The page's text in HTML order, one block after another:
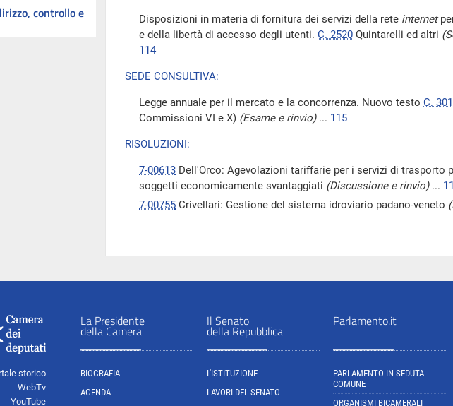
controllo e
Disposizioni in materia di fornitura dei servizi della rete internet
e della libertà di accesso degli utenti. C. 2520 Quintarelli ed altri
114
SEDE CONSULTIVA:
Legge annuale per il mercato e la concorrenza. Nuovo testo C.
Commissioni VI e X) (Esame e rinvio)... 115
RISOLUZIONI:
7-00613 Dell'Orco: Agevolazioni tariffarie per i servizi di trasporto
soggetti economicamente svantaggiati (Discussione e rinvio)...
7-00755 Crivellari: Gestione del sistema idroviario padano-veneto
storico
WebTv
YouTube
La Presidente
della Camera
BIOGRAFIA
AGENDA
Il Senato
della Repubblica
L'ISTITUZIONE
LAVORI DEL SENATO
Parlamento.it
PARLAMENTO IN SEDUTA
COMUNE
ORGANISMI BICAMERALI